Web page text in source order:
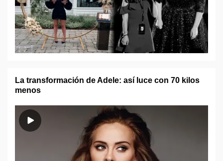
La transformación de Adele: así luce con 70 kilos
menos